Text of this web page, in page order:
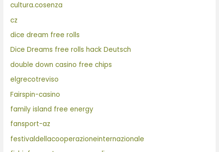
cultura.cosenza
cz
dice dream free rolls
Dice Dreams free rolls hack Deutsch
double down casino free chips
elgrecotreviso
Fairspin-casino
family island free energy
fansport-az
festivaldellacooperazioneinternazionale